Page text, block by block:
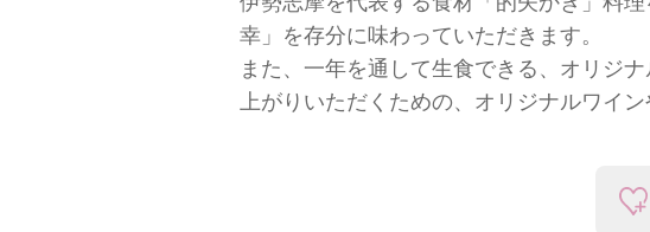
幸」を存分に味わっていただきます。
また、一年を通して生食できる、オリジ
上がりいただくための、オリジナルワイ